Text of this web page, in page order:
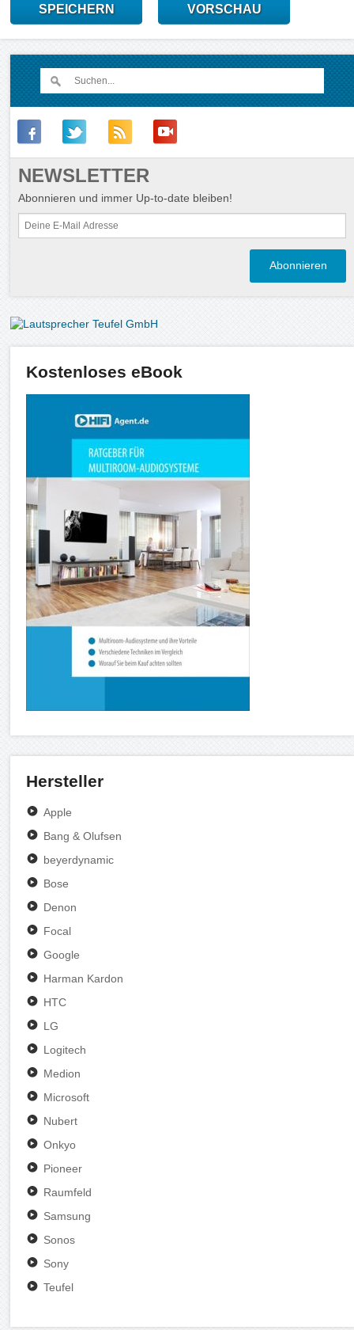
SPEICHERN VORSCHAU
NEWSLETTER
Abonnieren und immer Up-to-date bleiben!
Kostenloses eBook
Hersteller
Apple
Bang & Olufsen
beyerdynamic
Bose
Denon
Focal
Google
Harman Kardon
HTC
LG
Logitech
Medion
Microsoft
Nubert
Onkyo
Pioneer
Raumfeld
Samsung
Sonos
Sony
Teufel